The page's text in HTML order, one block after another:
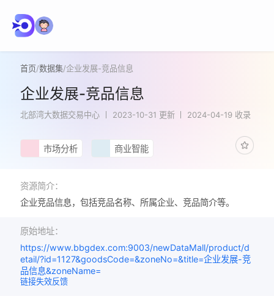
首页/数据集/企业发展-竞品信息
企业发展-竞品信息
北部湾大数据交易中心 2023-10-31 更新 2024-04-19 收录
市场分析 商业智能
资源简介：
企业竞品信息，包括竞品名称、所属企业、竞品简介等。
原始地址：
https://www.bbgdex.com:9003/newDataMall/product/d
etail/?id=1127&goodsCode=&zoneNo=&title=企业发展-竞
品信息&zoneName=
链接失效反馈